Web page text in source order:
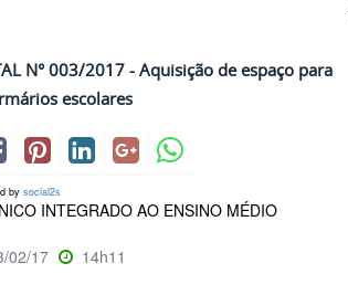
N° 003/2017 - Aquisição de espaço para
escolares
by social2s
INTEGRADO AO ENSINO MÉDIO
02/17 14h11